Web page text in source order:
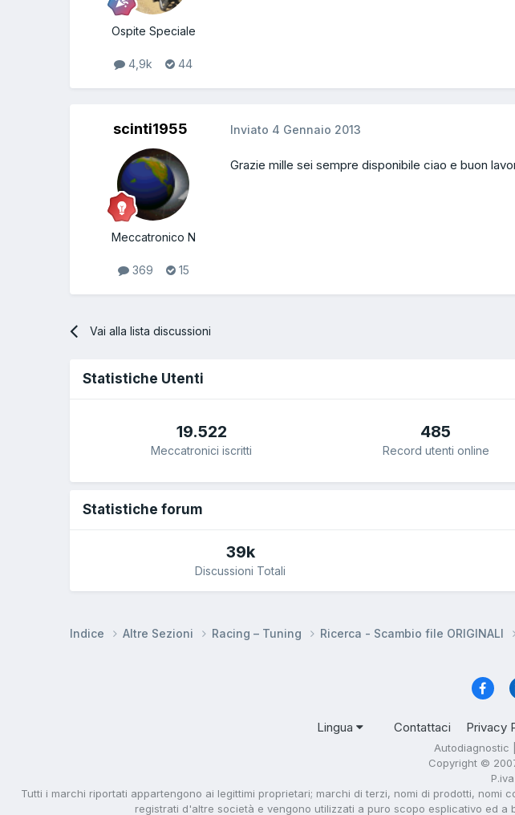
Ospite Speciale
4,9k 44
scinti1955
Meccatronico N
369 15
Inviato 4 Gennaio 2013
Grazie mille sei sempre disponibile ciao e buon
Vai alla lista discussioni
Statistiche Utenti
19.522
Meccatronici iscritti
485
Record utenti online
Statistiche forum
39k
Discussioni Totali
Indice Altre Sezioni Racing – Tuning Ricerca - Scambio file ORIGINALI
Lingua Contattaci Privacy
Autodiagnostic
Copyright ©
Tutti i marchi riportati appartengono ai legittimi proprietari; marchi di terzi, nomi di prodotti,
registrati d'altre società e vengono utilizzati a puro scopo esplicativo ed